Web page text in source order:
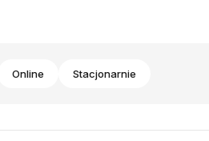
Online Stacjonarnie